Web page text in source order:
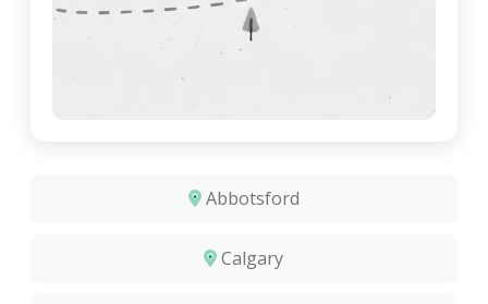
Abbotsford
Calgary